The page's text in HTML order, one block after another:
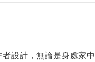
設計，無論是身處家